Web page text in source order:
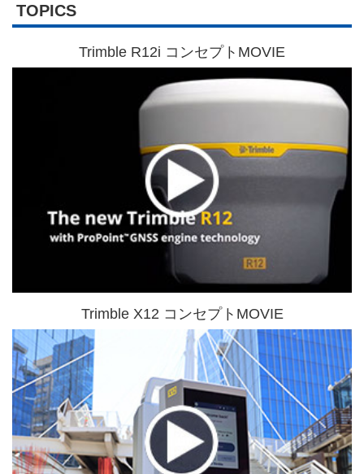
TOPICS
Trimble R12i コンセプトMOVIE
Trimble X12 コンセプトMOVIE